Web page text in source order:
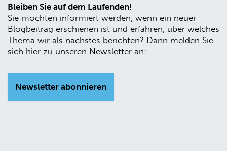
Bleiben Sie auf dem Laufenden!
Sie möchten informiert werden, wenn ein neuer
Blogbeitrag erschienen ist und erfahren, über welches
Thema wir als nächstes berichten? Dann melden Sie
sich hier zu unseren Newsletter an:
Newsletter abonnieren